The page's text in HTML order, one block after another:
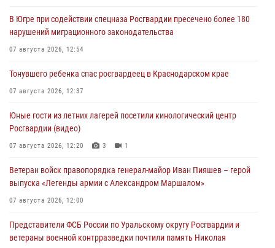
В Югре при содействии спецназа Росгвардии пресечено более 180
нарушений миграционного законодательства
07 августа 2026, 12:54
Тонувшего ребенка спас росгвардеец в Краснодарском крае
07 августа 2026, 12:37
Юные гости из летних лагерей посетили кинологический центр
Росгвардии (видео)
07 августа 2026, 12:20 3 1
Ветеран войск правопорядка генерал-майор Иван Пияшев – герой
выпуска «Легенды армии с Александром Маршалом»
07 августа 2026, 12:00
Представители ФСБ России по Уральскому округу Росгвардии и
ветераны военной контрразведки почтили память Николая